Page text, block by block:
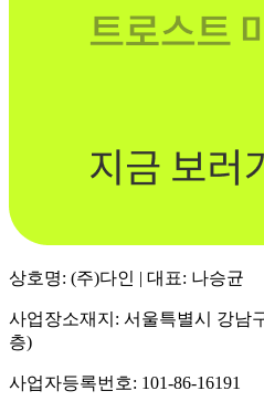
상호명: (주)다인 | 대표: 나승균
사업장소재지: 서울특별시 강남
층)
사업자등록번호: 101-86-16191